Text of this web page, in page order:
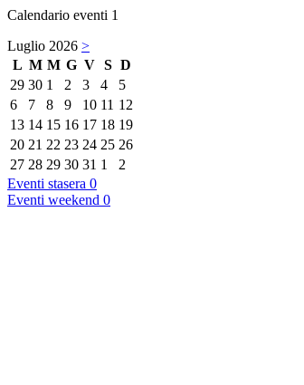
Calendario eventi 1
Luglio 2026 >
L M M G V S D
29 30 1 2 3 4
5
6
7 8 9 10 11 12
13 14 15 16 17 18 19
20 21 22 23 24 25 26
27 28 29 30 31 1
2
Eventi stasera 0
Eventi weekend 0